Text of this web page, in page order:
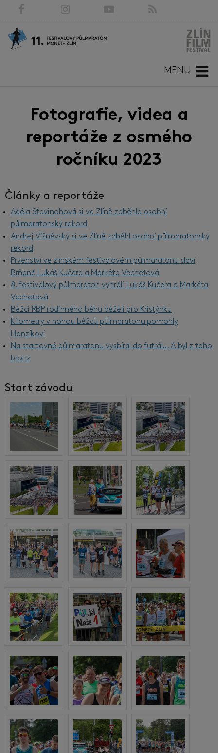
MENU
Fotografie, videa a
reportáže z osmého
ročníku 2023
Články a reportáže
Adéla Stavinohová si ve Zlíně zaběhla osobní
půlmaratonský rekord
Andrej Višněvský si ve Zlíně zaběhl osobní půlmaratonský
rekord
Prvenství ve zlínském festivalovém půlmaratonu slaví
Brňané Lukáš Kučera a Markéta Vechetová
8. festivalový půlmaraton vyhráli Lukáš Kučera a Markéta
Vechetová
Běžci RBP rodinného běhu běželi pro Kristýnku
Kilometry v nohou běžců půlmaratonu pomohly
Honzíkovi
Na startovné půlmaratonu vysbíral do futrálu. A byl z toho
bronz
Start závodu